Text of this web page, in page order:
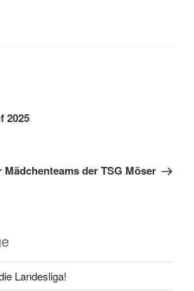
2025
der TSG Möser
Landesliga!